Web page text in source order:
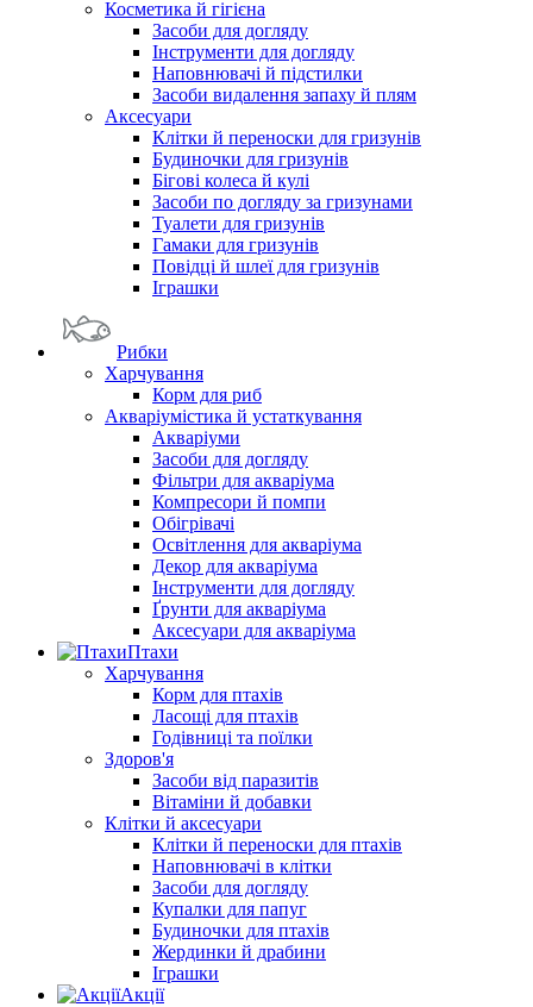
Косметика й гігієна
Засоби для догляду
Інструменти для догляду
Наповнювачі й підстилки
Засоби видалення запаху й плям
Аксесуари
Клітки й переноски для гризунів
Будиночки для гризунів
Бігові колеса й кулі
Засоби по догляду за гризунами
Туалети для гризунів
Гамаки для гризунів
Повідці й шлеї для гризунів
Іграшки
Рибки
Харчування
Корм для риб
Акваріумістика й устаткування
Акваріуми
Засоби для догляду
Фільтри для акваріума
Компресори й помпи
Обігрівачі
Освітлення для акваріума
Декор для акваріума
Інструменти для догляду
Ґрунти для акваріума
Аксесуари для акваріума
Птахи
Харчування
Корм для птахів
Ласощі для птахів
Годівниці та поїлки
Здоров'я
Засоби від паразитів
Вітаміни й добавки
Клітки й аксесуари
Клітки й переноски для птахів
Наповнювачі в клітки
Засоби для догляду
Купалки для папуг
Будиночки для птахів
Жердинки й драбини
Іграшки
Акції